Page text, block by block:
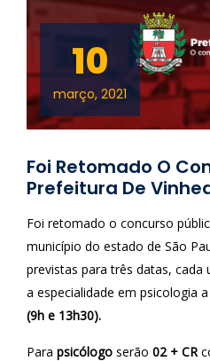
10
março, 2021
Foi Retomado O
Prefeitura De
Foi retomado o concurso
município do estado de São
previstas para três datas, cada
a especialidade em psicologia
(9h e 13h30).
Para psicólogo serão 02 + CR